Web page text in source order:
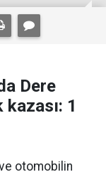
Dere
1
otomobilin